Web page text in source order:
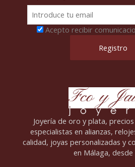
Acepto recibir
Joyería de oro y plata,
especialistas en alianzas,
calidad, joyas personalizadas y
en Málaga, desde